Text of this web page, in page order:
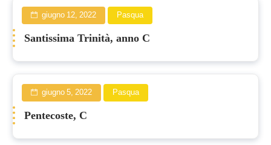
giugno 12, 2022 Pasqua
Santissima Trinità, anno C
giugno 5, 2022 Pasqua
Pentecoste, C